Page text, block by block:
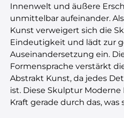
Innenwelt und äußere
unmittelbar aufeinander.
Kunst verweigert sich die
Eindeutigkeit und lädt zur
Auseinandersetzung ein.
Formensprache verstärkt
Abstrakt Kunst, da jedes
ist. Diese Skulptur
Kraft gerade durch das, was